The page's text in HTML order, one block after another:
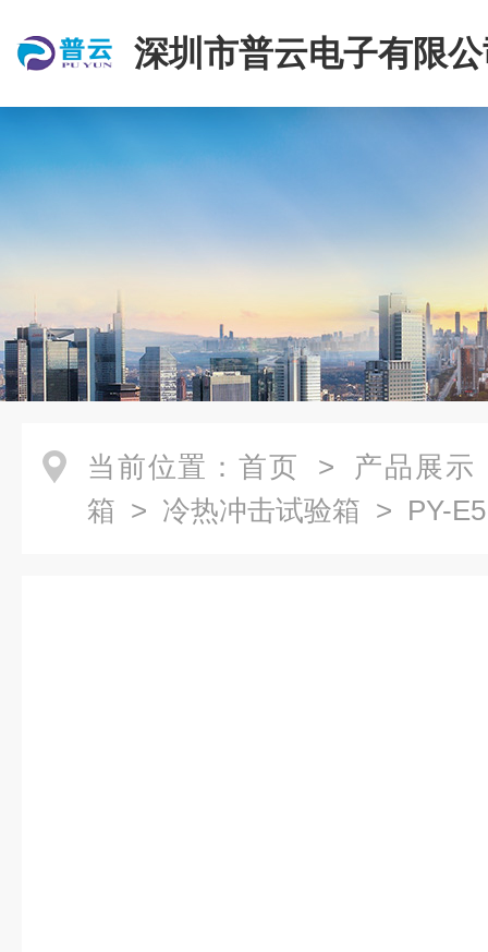
深圳市普云电子有限
当前位置： 首页 > 产品展示
箱 > 冷热冲击试验箱 > PY-